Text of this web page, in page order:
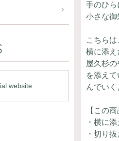
手のひら
小さな御
こちらは
横に添え
屋久杉
を添え
んでい
【この
・横に
・切り
website